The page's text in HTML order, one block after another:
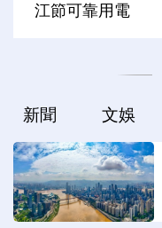
江節可靠用電
新聞 文娛